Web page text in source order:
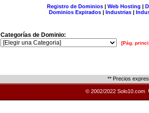
Registro de Dominios| Web Hosting |
Dominios Expirados | Industrias |
Categorías de Dominio:
[Pág.
** Precios
© 2002/2022 Solo10.com